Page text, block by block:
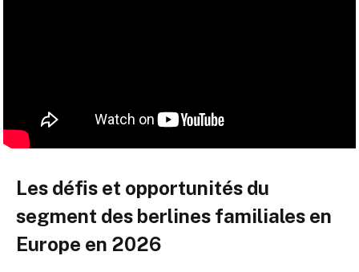
Les défis et opportunités du
segment des berlines familiales en
Europe en 2026